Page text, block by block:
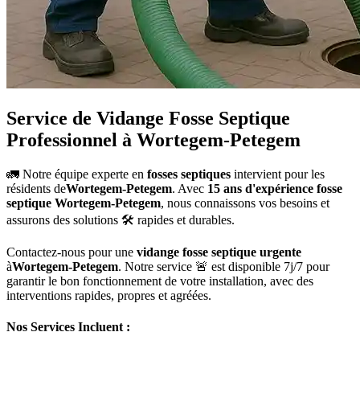
Service de Vidange Fosse Septique
Professionnel à Wortegem-Petegem
🚛 Notre équipe experte en fosses septiques intervient pour les
résidents deWortegem-Petegem. Avec 15 ans d'expérience fosse
septique Wortegem-Petegem, nous connaissons vos besoins et
assurons des solutions 🛠️ rapides et durables.
Contactez-nous pour une vidange fosse septique urgente
àWortegem-Petegem. Notre service 🚨 est disponible 7j/7 pour
garantir le bon fonctionnement de votre installation, avec des
interventions rapides, propres et agréées.
Nos Services Incluent :